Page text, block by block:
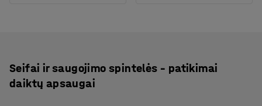
Seifai ir saugojimo spintelės – patikimai
daiktų apsaugai